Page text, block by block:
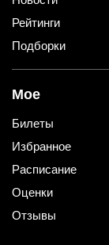
Рейтинги
Подборки
Мое
Билеты
Избранное
Расписание
Оценки
Отзывы